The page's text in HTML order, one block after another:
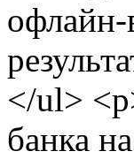
офлайн-
</ul>
банка